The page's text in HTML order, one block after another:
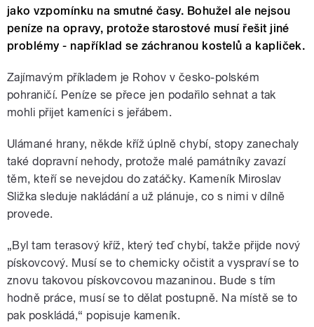
jako vzpomínku na smutné časy. Bohužel ale nejsou
peníze na opravy, protože starostové musí řešit jiné
problémy - například se záchranou kostelů a kapliček.
Zajímavým příkladem je Rohov v česko-polském
pohraničí. Peníze se přece jen podařilo sehnat a tak
mohli přijet kameníci s jeřábem.
Ulámané hrany, někde kříž úplně chybí, stopy zanechaly
také dopravní nehody, protože malé památníky zavazí
těm, kteří se nevejdou do zatáčky. Kameník Miroslav
Sližka sleduje nakládání a už plánuje, co s nimi v dílně
provede.
„Byl tam terasový kříž, který teď chybí, takže přijde nový
pískovcový. Musí se to chemicky očistit a vyspraví se to
znovu takovou pískovcovou mazaninou. Bude s tím
hodně práce, musí se to dělat postupně. Na místě se to
pak poskládá,“ popisuje kameník.